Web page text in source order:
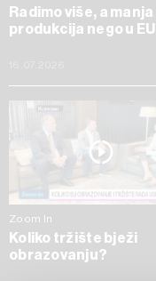
Radimo više, a manja
produkcija nego u EU
Zoom In
Koliko tržište bježi
obrazovanju?